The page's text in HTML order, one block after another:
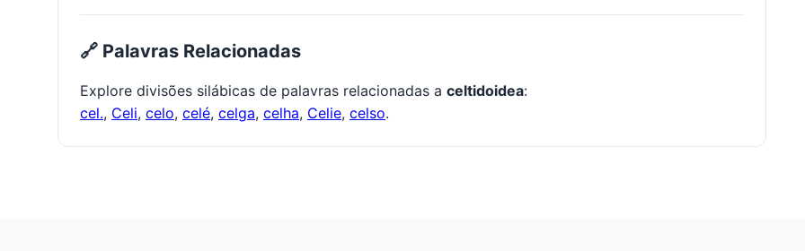
🔗 Palavras Relacionadas
Explore divisões silábicas de palavras relacionadas a celtidoidea:
cel., Celi, celo, celé, celga, celha, Celie, celso.